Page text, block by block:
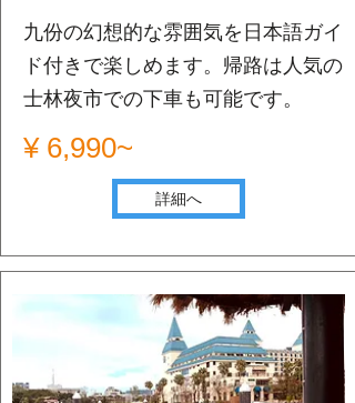
九份の幻想的な雰囲気を日本語ガイ
ド付きで楽しめます。帰路は人気の
士林夜市での下車も可能です。
¥ 6,990~
詳細へ